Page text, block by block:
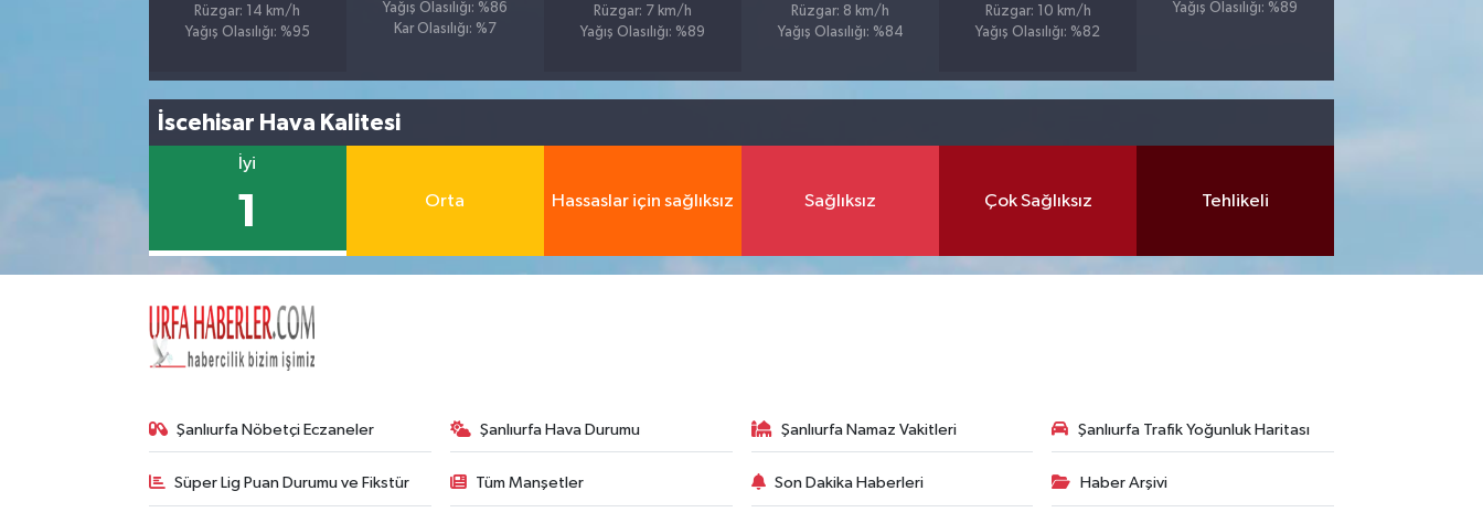
Rüzgar: 14 km/h
Yağış Olasılığı: %95
Yağış Olasılığı: %86
Kar Olasılığı: %7
Rüzgar: 7 km/h
Yağış Olasılığı: %89
Rüzgar: 8 km/h
Yağış Olasılığı: %84
Rüzgar: 10 km/h
Yağış Olasılığı: %82
Yağış Olasılığı: %89
İscehisar Hava Kalitesi
İyi
1 Orta Hassaslar için sağlıksız Sağlıksız Çok Sağlıksız Tehlikeli
Şanlıurfa Nöbetçi Eczaneler Şanlıurfa Hava Durumu Şanlıurfa Namaz Vakitleri Şanlıurfa Trafik Yoğunluk Haritası
Süper Lig Puan Durumu ve Fikstür Tüm Manşetler Son Dakika Haberleri Haber Arşivi